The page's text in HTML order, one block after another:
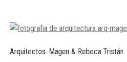
Arquitectos: Magen & Rebeca Tristán